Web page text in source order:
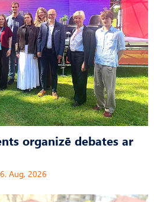
organizē debates ar
Aug, 2026